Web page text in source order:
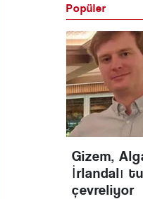
Popüler
Gizem,
İrlandalı
çevreliyor